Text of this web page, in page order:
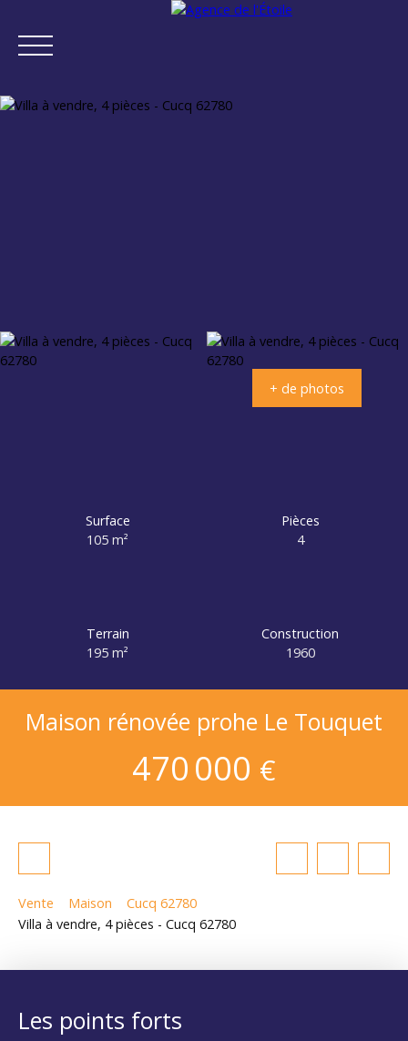
+ de photos
Surface
105m²
Pièces
4
Terrain
195m²
Construction
1960
Maison rénovée prohe Le Touquet
470 000 €
Vente Maison
Cucq 62780
Villa à vendre, 4 pièces - Cucq 62780
Les points forts